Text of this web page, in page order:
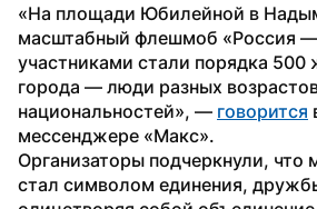
«На площади Юбилейной в
масштабный флешмоб «Россия
участниками стали порядка 500
города — люди разных
национальностей», — говорится
мессенджере «Макс».
Организаторы подчеркнули, что
стал символом единения,